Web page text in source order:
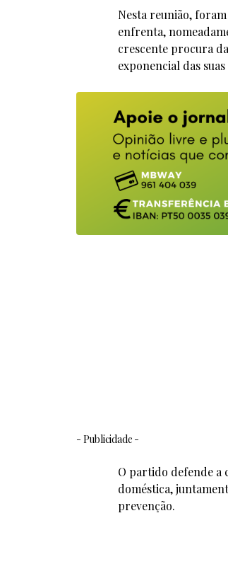
Nesta reunião,
enfrenta,
crescente procura
exponencial das
- Publicidade -
O partido defende a
doméstica,
prevenção.